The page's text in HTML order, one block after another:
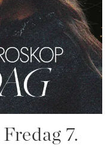
7.